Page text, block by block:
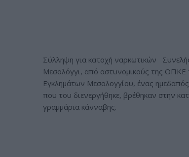
Σύλληψη για κατοχή ναρκωτικών
Μεσολόγγι, από αστυνομικούς της ΟΠΚΕ
Εγκλημάτων Μεσολογγίου, ένας
που του διενεργήθηκε, βρέθηκαν στην
γραμμάρια κάνναβης.